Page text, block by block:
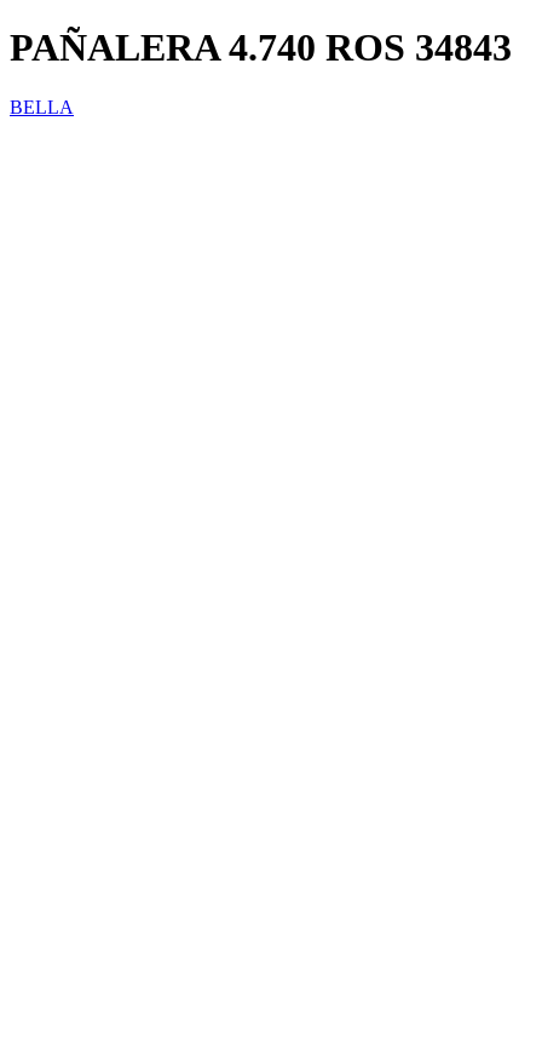
PAÑALERA 4.740 ROS 34843
BELLA